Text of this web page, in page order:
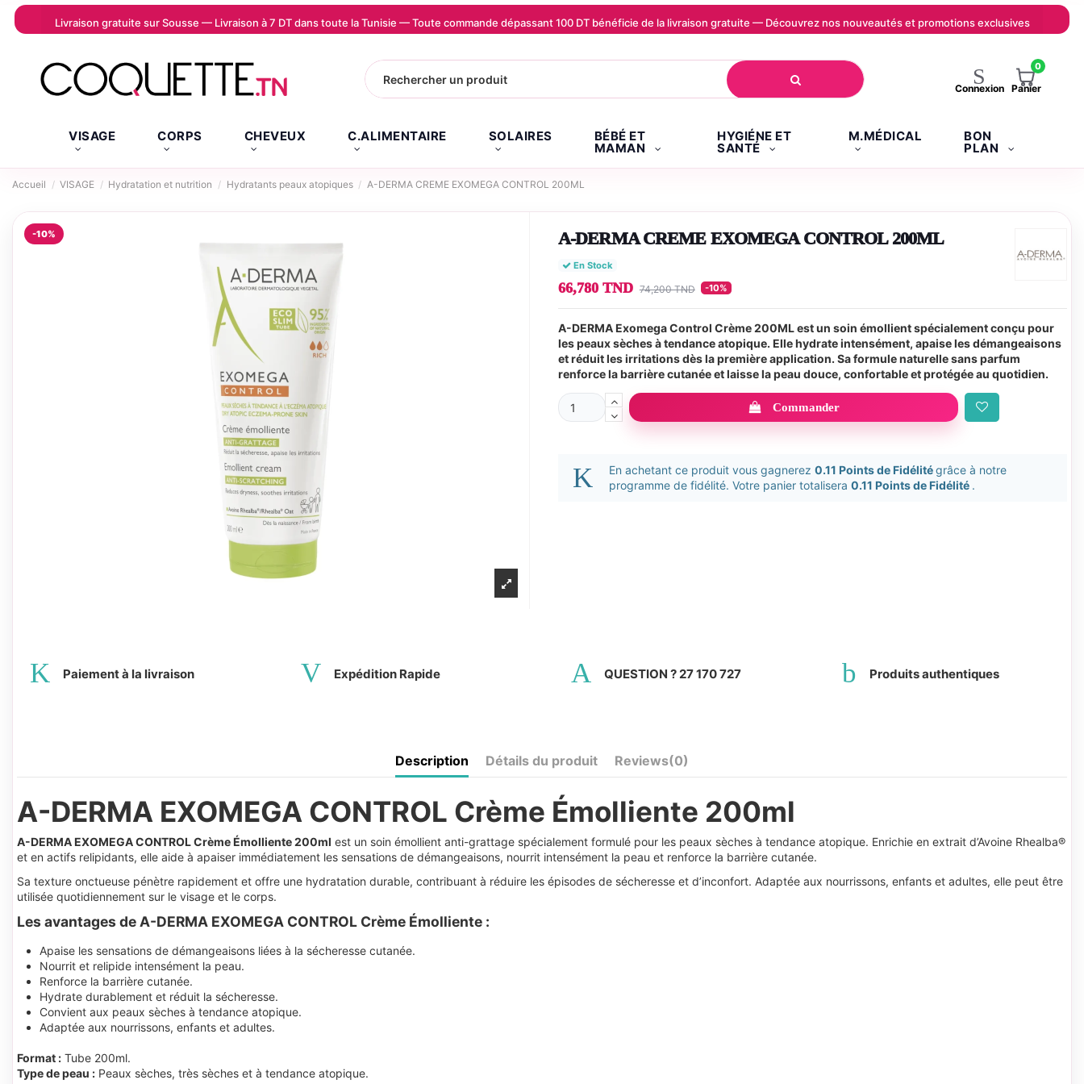
Livraison gratuite sur Sousse — Livraison à 7 DT dans toute la Tunisie — Toute commande dépassant 100 DT bénéficie de la livraison gratuite — Découvrez nos nouveautés et promotions exclusives
Connexion
0
Panier
VISAGE CORPS CHEVEUX C.ALIMENTAIRE SOLAIRES BÉBÉ ET
MAMAN
HYGIÉNE ET
SANTÉ
M.MÉDICAL BON
PLAN
Accueil VISAGE Hydratation et nutrition Hydratants peaux atopiques A-DERMA CREME EXOMEGA CONTROL 200ML
-10% A-DERMA CREME EXOMEGA CONTROL 200ML
En Stock
66,780 TND 74,200 TND -10%
A-DERMA Exomega Control Crème 200ML est un soin émollient spécialement conçu pour
les peaux sèches à tendance atopique. Elle hydrate intensément, apaise les démangeaisons
et réduit les irritations dès la première application. Sa formule naturelle sans parfum
renforce la barrière cutanée et laisse la peau douce, confortable et protégée au quotidien.
Commander
En achetant ce produit vous gagnerez 0.11 Points de Fidélitégrâce à notre
programme de fidélité. Votre panier totalisera 0.11 Points de Fidélité .
Paiement à la livraison Expédition Rapide QUESTION ? 27 170 727 Produits authentiques
Description Détails du produit Reviews(0)
A-DERMA EXOMEGA CONTROL Crème Émolliente 200ml
A-DERMA EXOMEGA CONTROL Crème Émolliente 200ml est un soin émollient anti-grattage spécialement formulé pour les peaux sèches à tendance atopique. Enrichie en extrait d’Avoine Rhealba®
et en actifs relipidants, elle aide à apaiser immédiatement les sensations de démangeaisons, nourrit intensément la peau et renforce la barrière cutanée.
Sa texture onctueuse pénètre rapidement et offre une hydratation durable, contribuant à réduire les épisodes de sécheresse et d’inconfort. Adaptée aux nourrissons, enfants et adultes, elle peut être
utilisée quotidiennement sur le visage et le corps.
Les avantages de A-DERMA EXOMEGA CONTROL Crème Émolliente :
Apaise les sensations de démangeaisons liées à la sécheresse cutanée.
Nourrit et relipide intensément la peau.
Renforce la barrière cutanée.
Hydrate durablement et réduit la sécheresse.
Convient aux peaux sèches à tendance atopique.
Adaptée aux nourrissons, enfants et adultes.
Format : Tube 200ml.
Type de peau : Peaux sèches, très sèches et à tendance atopique.